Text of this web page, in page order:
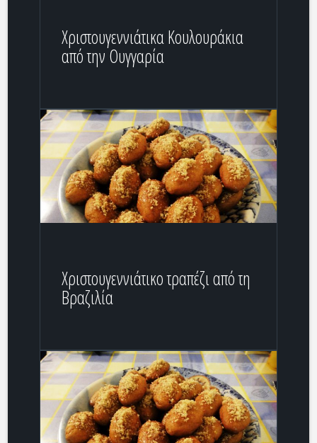
Χριστουγεννιάτικα Κουλουράκια
από την Ουγγαρία
Χριστουγεννιάτικο τραπέζι από τη
Βραζιλία